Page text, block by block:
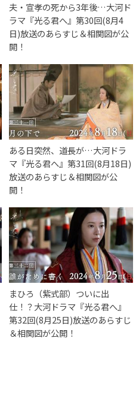
夫・宣孝の死から3年後…大河ド
ラマ『光る君へ』第30回(8月4
日)放送のあらすじ＆相関図が公
開！
ある日突然、道長が…大河ドラ
マ『光る君へ』第31回(8月18日)
放送のあらすじ＆相関図が公
開！
まひろ（紫式部）ついに出
仕！？大河ドラマ『光る君へ』
第32回(8月25日)放送のあらすじ
＆相関図が公開！